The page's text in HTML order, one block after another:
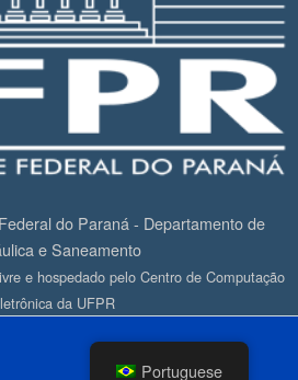
do Paraná - Departamento de
e Saneamento
e hospedado pelo Centro de Computação
da UFPR
Portuguese